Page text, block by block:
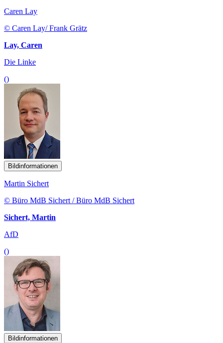
Caren Lay
© Caren Lay/ Frank Grätz
Lay, Caren
Die Linke
()
Bildinformationen
Martin Sichert
© Büro MdB Sichert / Büro MdB Sichert
Sichert, Martin
AfD
()
Bildinformationen